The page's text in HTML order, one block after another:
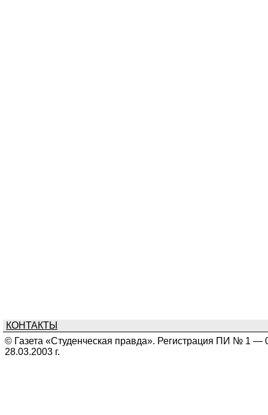
КОНТАКТЫ
© Газета «Студенческая правда». Регистрация ПИ № 1 —
28.03.2003 г.